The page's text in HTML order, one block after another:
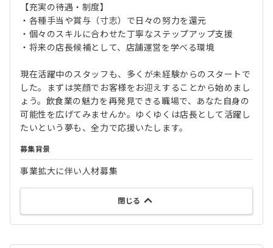
【充実の待遇・制度】
・各種手当や賞与（寸志）で日々の努力を還元
・個々のスキルに合わせた丁寧なステップアップ支援
・将来の店長候補として、店舗運営を学べる環境
現在活躍中のスタッフも、多くが未経験からのスタートで
した。まずは笑顔でお客様をお迎えすることから始めまし
ょう。飲食業の魅力を再発見できる職場で、あなた自身の
可能性を広げてみませんか。ゆくゆくは店長として活躍し
たいという夢も、全力で応援いたします。
募集背景
事業拡大に伴い人材募集
閉じる